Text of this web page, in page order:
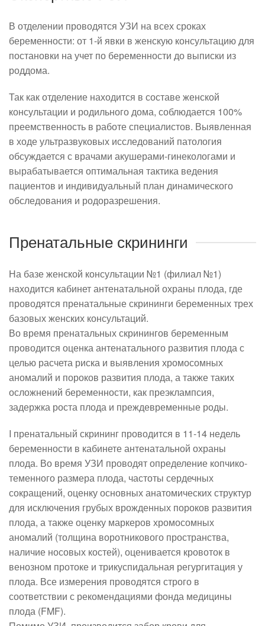
В отделении проводятся УЗИ на всех сроках
беременности: от 1-й явки в женскую консультацию для
постановки на учет по беременности до выписки из
роддома.
Так как отделение находится в составе женской
консультации и родильного дома, соблюдается 100%
преемственность в работе специалистов. Выявленная
в ходе ультразвуковых исследований патология
обсуждается с врачами акушерами-гинекологами и
вырабатывается оптимальная тактика ведения
пациентов и индивидуальный план динамического
обследования и родоразрешения.
Пренатальные скрининги
На базе женской консультации №1 (филиал №1)
находится кабинет антенатальной охраны плода, где
проводятся пренатальные скрининги беременных трех
базовых женских консультаций.
Во время пренатальных скринингов беременным
проводится оценка антенатального развития плода с
целью расчета риска и выявления хромосомных
аномалий и пороков развития плода, а также таких
осложнений беременности, как преэклампсия,
задержка роста плода и преждевременные роды.
I пренатальный скрининг проводится в 11-14 недель
беременности в кабинете антенатальной охраны
плода. Во время УЗИ проводят определение копчико-
теменного размера плода, частоты сердечных
сокращений, оценку основных анатомических структур
для исключения грубых врожденных пороков развития
плода, а также оценку маркеров хромосомных
аномалий (толщина воротникового пространства,
наличие носовых костей), оценивается кровоток в
венозном протоке и трикуспидальная регургитация у
плода. Все измерения проводятся строго в
соответствии с рекомендациями фонда медицины
плода (FMF).